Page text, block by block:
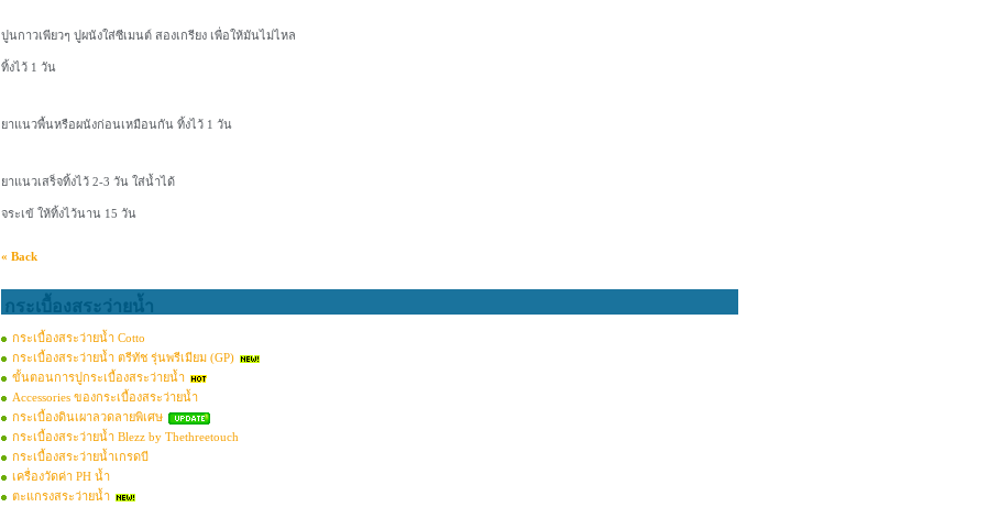
ปูนกาวเพียวๆ ปูผนังใส่ซีเมนต์ สองเกรียง เพื่อให้มันไม่ไหล
ทิ้งไว้ 1 วัน
ยาแนวพื้นหรือผนังก่อนเหมือนกัน ทิ้งไว้ 1 วัน
ยาแนวเสร็จทิ้งไว้ 2-3 วัน ใส่น้ำได้
จระเข้ ให้ทิ้งไว้นาน 15 วัน
« Back
กระเบื้องสระว่ายน้ำ
กระเบื้องสระว่ายน้ำ Cotto
กระเบื้องสระว่ายน้ำ ตรีทัช รุ่นพรีเมียม (GP)
ขั้นตอนการปูกระเบื้องสระว่ายน้ำ
Accessories ของกระเบื้องสระว่ายน้ำ
กระเบื้องดินเผาลวดลายพิเศษ
กระเบื้องสระว่ายน้ำ Blezz by Thethreetouch
กระเบื้องสระว่ายน้ำเกรดบี
เครื่องวัดค่า PH น้ำ
ตะแกรงสระว่ายน้ำ